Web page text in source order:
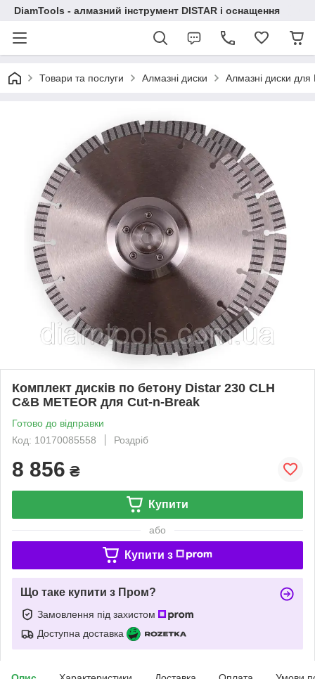
DiamTools - алмазний інструмент DISTAR і оснащення
Товари та послуги Алмазні диски Алмазні диски для
Комплект дисків по бетону Distar 230 CLH
C&B METEOR для Cut-n-Break
Готово до відправки
Код: 10170085558
Роздріб
8 856 ₴
Купити
або
Купити з
Що таке купити з Пром?
Замовлення під захистом
Доступна доставка